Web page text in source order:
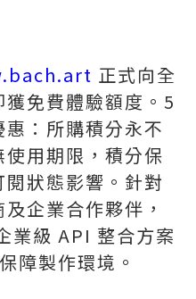
正式向全
免費體驗額度。5
：所購積分永不
用期限，積分保
狀態影響。針對
企業合作夥伴，
級 API 整合方案
障製作環境。